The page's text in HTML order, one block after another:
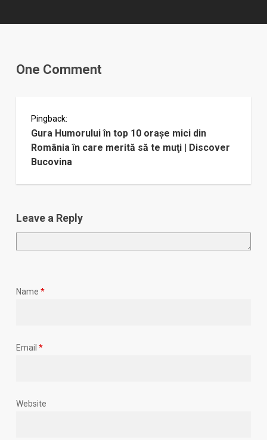
One Comment
Pingback:
Gura Humorului în top 10 oraşe mici din
România în care merită să te muţi | Discover
Bucovina
Leave a Reply
Name *
Email *
Website